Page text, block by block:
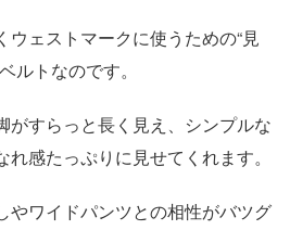
ウェストマークに使うための“見
ルトなのです。
がすらっと長く見え、シンプルな
感たっぷりに見せてくれます。
やワイドパンツとの相性がバツグ